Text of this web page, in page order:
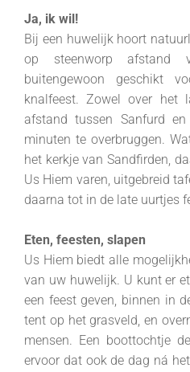
Ja, ik wil!
Bij een huwelijk hoort
op steenworp afstand
buitengewoon geschikt
knalfeest. Zowel over
afstand tussen Sanfurd
minuten te overbruggen.
het kerkje van Sandfirden,
Us Hiem varen, uitgebreid
daarna tot in de late uurtjes
Eten, feesten, slapen
Us Hiem biedt alle
van uw huwelijk. U kunt er
een feest geven, binnen in
tent op het grasveld, en
mensen. Een boottochtje
ervoor dat ook de dag ná